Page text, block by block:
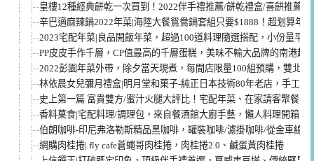
皇樓12種經典餅乾一次買到！2022伴手禮推薦/餅乾禮盒/喜餅推薦
辛巴適麻辣鍋2022年菜|海陸大餐鴛鴦鍋套組只要$1888！超划算年
2023宅配年菜|良品開飯年菜，超過100道料理隨選搭配，小份量平
PP皮皮手作千層，CP值最高的千層蛋糕，美味不輸大品牌的南港超
2022彭園年菜外帶，除夕當天現煮，每間店限量100組預購，雙北年
林依晨女兒彌月禮盒|明月堂和菓子-純正日本技術80年老店，手工彌
史上第一篇 富貴雙方/蜜汁火腿大評比！宅配年菜、在家請客聚餐
香料菓食|宅配料理/調理包，來自餐酒館大廚手藝，懶人料理開箱
伯朗咖啡-印尼弗洛勒斯精品黑咖啡，罐裝咖啡/濾掛咖啡/從金車線
網購肉桂捲| fly cafe蒼蠅哥肉桂捲，肉桂捲2.0、鹹蛋黃肉桂捲